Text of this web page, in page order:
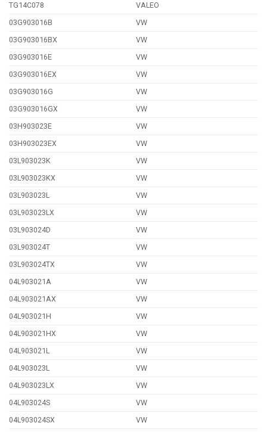
TG14C078
VALEO
03G903016B
VW
03G903016BX
VW
03G903016E
VW
03G903016EX
VW
03G903016G
VW
03G903016GX
VW
03H903023E
VW
03H903023EX
VW
03L903023K
VW
03L903023KX
VW
03L903023L
VW
03L903023LX
VW
03L903024D
VW
03L903024T
VW
03L903024TX
VW
04L903021A
VW
04L903021AX
VW
04L903021H
VW
04L903021HX
VW
04L903021L
VW
04L903023L
VW
04L903023LX
VW
04L903024S
VW
04L903024SX
VW